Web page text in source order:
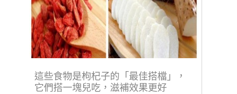
這些食物是枸杞子的「最佳搭檔」，
它們搭一塊兒吃，滋補效果更好